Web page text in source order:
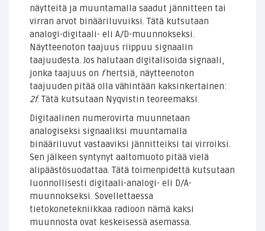
näytteitä ja muuntamalla saadut jännitteen tai
virran arvot binääriluvuiksi. Tätä kutsutaan
analogi-digitaali- eli A/D-muunnokseksi.
Näytteenoton taajuus riippuu signaalin
taajuudesta. Jos halutaan digitalisoida signaali,
jonka taajuus on fhertsiä, näytteenoton
taajuuden pitää olla vähintään kaksinkertainen:
2f. Tätä kutsutaan Nyqvistin teoreemaksi.
Digitaalinen numerovirta muunnetaan
analogiseksi signaaliksi muuntamalla
binääriluvut vastaaviksi jännitteiksi tai virroiksi.
Sen jälkeen syntynyt aaltomuoto pitää vielä
alipäästösuodattaa. Tätä toimenpidettä kutsutaan
luonnollisesti digitaali-analogi- eli D/A-
muunnokseksi. Sovellettaessa
tietokonetekniikkaa radioon nämä kaksi
muunnosta ovat keskeisessä asemassa.